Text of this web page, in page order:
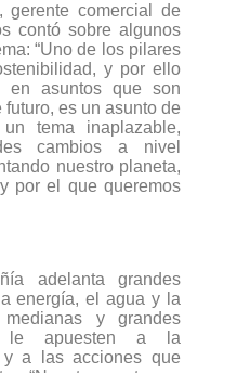
gerente comercial de
contó sobre algunos
“Uno de los pilares
y por ello
en asuntos que son
es un asunto de
tema inaplazable,
cambios a nivel
nuestro planeta,
por el que queremos
adelanta grandes
energía, el agua y la
y grandes
le apuesten a la
a las acciones que